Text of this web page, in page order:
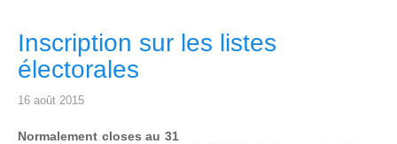
Inscription sur les listes
électorales
16 août 2015
Normalement closes au 31